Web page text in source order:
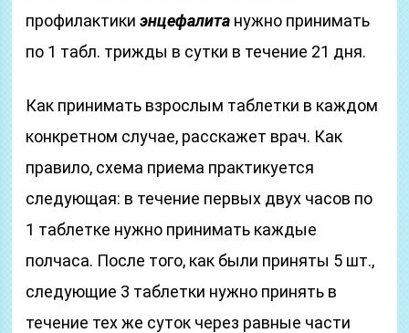
профилактикиэнцефалита нужно принимать
по 1 табл. трижды в сутки в течение 21 дня.
Как принимать взрослым таблетки в каждом
конкретном случае, расскажет врач. Как
правило, схема приема практикуется
следующая: в течение первых двух часов по
1 таблетке нужно принимать каждые
полчаса. После того, как были приняты 5 шт.,
следующие 3 таблетки нужно принять в
течение тех же суток через равные части